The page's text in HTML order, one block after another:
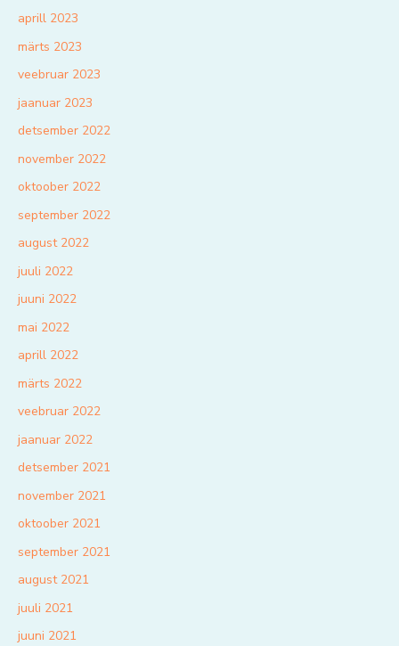
aprill 2023
märts 2023
veebruar 2023
jaanuar 2023
detsember 2022
november 2022
oktoober 2022
september 2022
august 2022
juuli 2022
juuni 2022
mai 2022
aprill 2022
märts 2022
veebruar 2022
jaanuar 2022
detsember 2021
november 2021
oktoober 2021
september 2021
august 2021
juuli 2021
juuni 2021